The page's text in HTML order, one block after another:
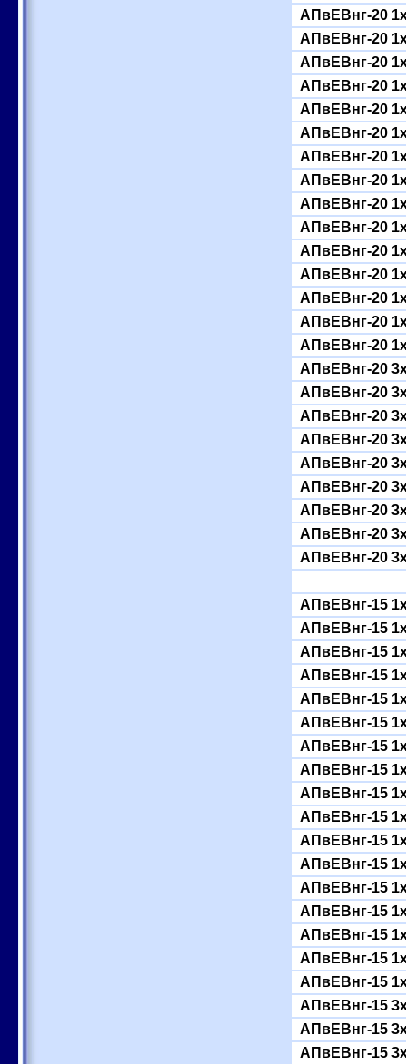
АПвЕВнг-20
АПвЕВнг-20
АПвЕВнг-20
АПвЕВнг-20
АПвЕВнг-20
АПвЕВнг-20
АПвЕВнг-20
АПвЕВнг-20
АПвЕВнг-20
АПвЕВнг-20
АПвЕВнг-20
АПвЕВнг-20
АПвЕВнг-20
АПвЕВнг-20
АПвЕВнг-20
АПвЕВнг-20
АПвЕВнг-20
АПвЕВнг-20
АПвЕВнг-20
АПвЕВнг-20
АПвЕВнг-20
АПвЕВнг-20
АПвЕВнг-20
АПвЕВнг-20
АПвЕВнг-15
АПвЕВнг-15
АПвЕВнг-15
АПвЕВнг-15
АПвЕВнг-15
АПвЕВнг-15
АПвЕВнг-15
АПвЕВнг-15
АПвЕВнг-15
АПвЕВнг-15
АПвЕВнг-15
АПвЕВнг-15
АПвЕВнг-15
АПвЕВнг-15
АПвЕВнг-15
АПвЕВнг-15
АПвЕВнг-15
АПвЕВнг-15
АПвЕВнг-15
АПвЕВнг-15